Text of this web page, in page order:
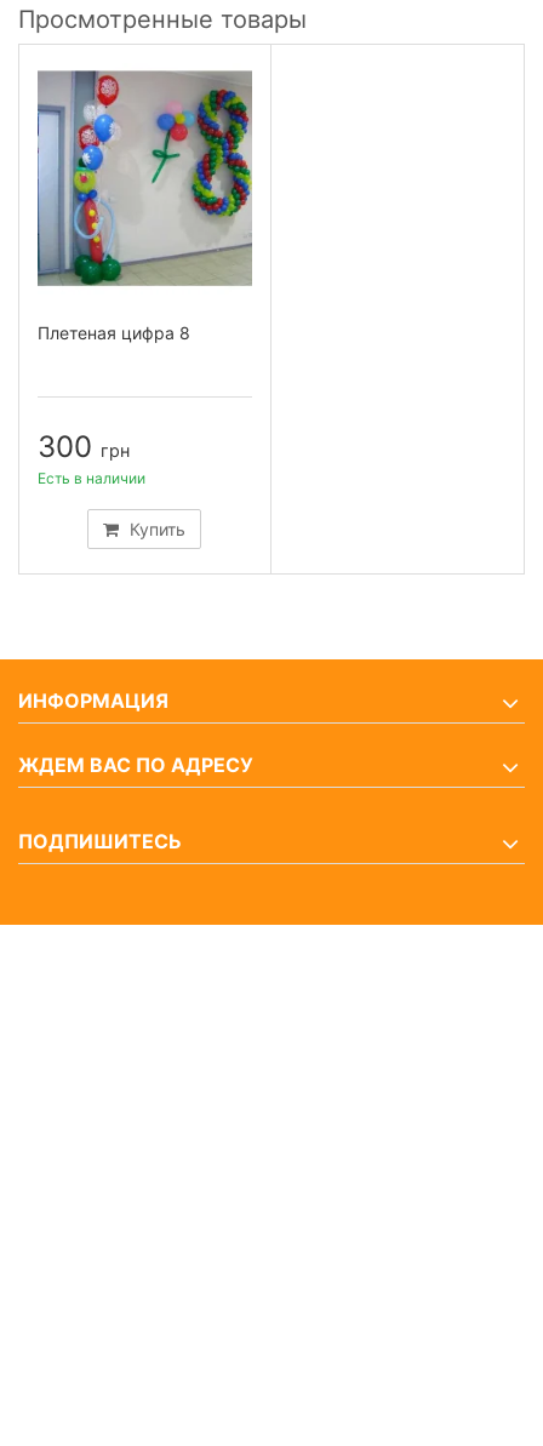
Просмотренные товары
Плетеная цифра 8
300 грн
Купить
Есть в наличии
ИНФОРМАЦИЯ
ЖДЕМ ВАС ПО АДРЕСУ
ПОДПИШИТЕСЬ